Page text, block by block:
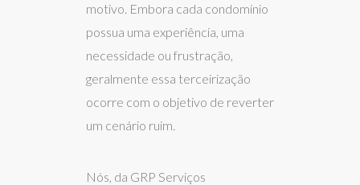
motivo. Embora cada condomínio
possua uma experiência, uma
necessidade ou frustração,
geralmente essa terceirização
ocorre com o objetivo de reverter
um cenário ruim.
Nós, da GRP Serviços